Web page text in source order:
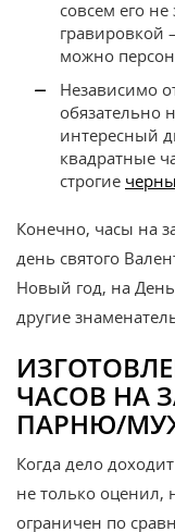
совсем его
гравировкой
можно
Независимо
обязательно
интересный
квадратные
строгие
Конечно, часы на
день святого
Новый год, на
другие
ЧАСОВ НА
ПАРНЮ/
Когда дело
не только оценил,
ограничен по